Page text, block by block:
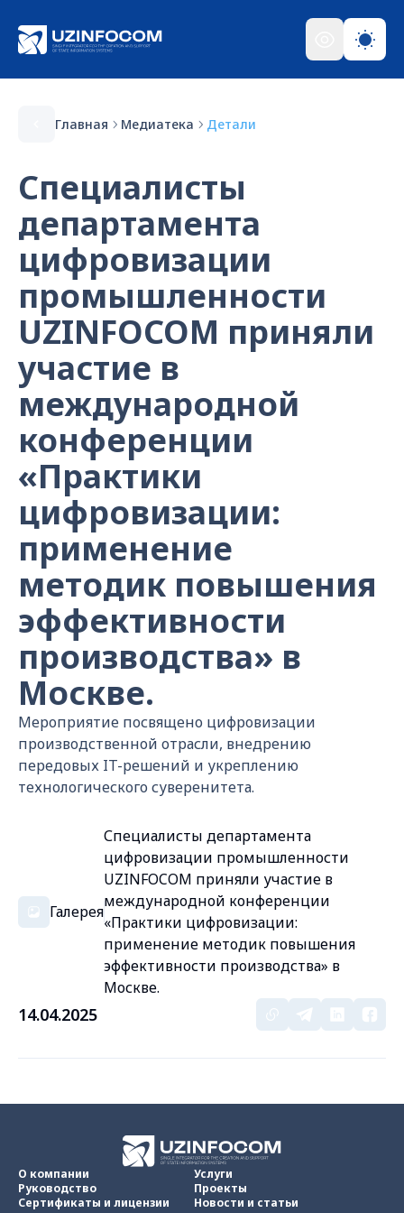
Главная Медиатека Детали
Специалисты
департамента
цифровизации
промышленности
UZINFOCOM приняли
участие в
международной
конференции
«Практики
цифровизации:
применение
методик повышения
эффективности
производства» в
Москве.
Мероприятие посвящено цифровизации
производственной отрасли, внедрению
передовых IT-решений и укреплению
технологического суверенитета.
Галерея
Специалисты департамента
цифровизации промышленности
UZINFOCOM приняли участие в
международной конференции
«Практики цифровизации:
применение методик повышения
эффективности производства» в
Москве.
14.04.2025
О компании
Руководство
Сертификаты и лицензии
Услуги
Проекты
Новости и статьи